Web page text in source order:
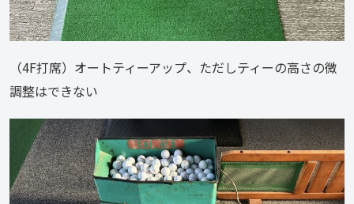
（4F打席）オートティーアップ、ただしティーの高さの微
調整はできない